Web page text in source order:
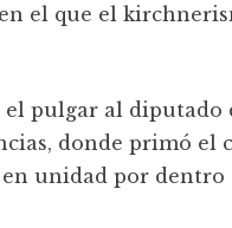
el que el
pulgar al diputado
donde primó el
unidad por dentro